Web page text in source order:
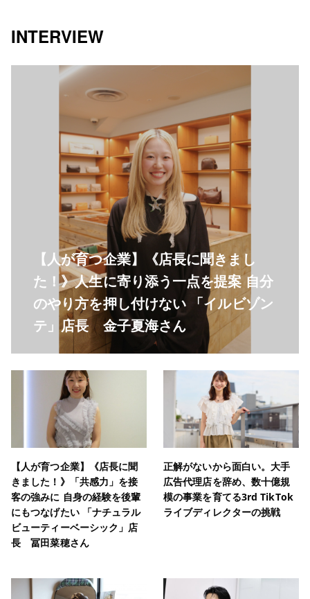
INTERVIEW
【人が育つ企業】《店長に聞きまし
た！》人生に寄り添う一点を提案 自分
のやり方を押し付けない 「イルビゾン
テ」店長 金子夏海さん
【人が育つ企業】《店長に聞
きました！》「共感力」を接
客の強みに 自身の経験を後輩
にもつなげたい 「ナチュラル
ビューティーベーシック」店
長 冨田菜穂さん
正解がないから面白い。大手
広告代理店を辞め、数十億規
模の事業を育てる3rd TikTok
ライブディレクターの挑戦